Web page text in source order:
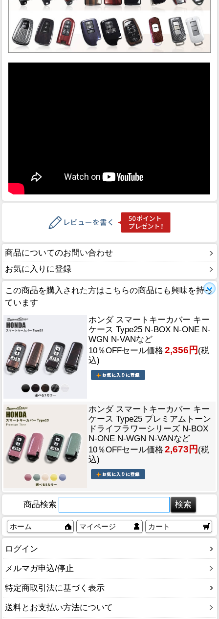
商品についてのお問い合わせ
お気に入りに登録
この商品を購入された方はこちらの商品にも興味を持っ
ています
ホンダ スマートキーカバー キー
ケース Type25 N-BOX N-ONE N-
WGN N-VANなど
10％OFFセール価格 2,356円 (税
込)
ホンダ スマートキーカバー キー
ケース Type25 プレミアムトーン
ドライフラワーシリーズ N-BOX
N-ONE N-WGN N-VANなど
10％OFFセール価格 2,673円 (税
込)
商品検索
ホーム マイページ カート
ログイン
メルマガ申込/停止
特定商取引法に基づく表示
送料とお支払い方法について